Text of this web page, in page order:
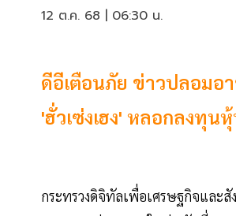
12 ต.ค. 68 | 06:30 น.
ดีอีเตือนภัย ข่าวปลอมอ
'ฮั่วเซ่งเฮง' หลอกลงทุ
กระทรวงดิจิทัลเพื่อเศรษฐกิจและ